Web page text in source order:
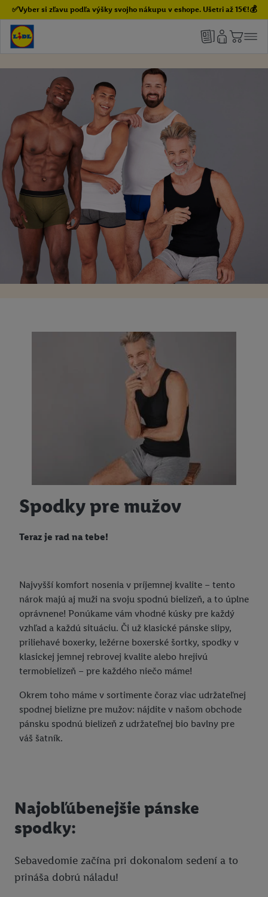
✅Vyber si zľavu podľa výšky svojho nákupu v eshope. Ušetri až 15€!💰
Spodky pre mužov
Teraz je rad na tebe!
Najvyšší komfort nosenia v príjemnej kvalite – tento
nárok majú aj muži na svoju spodnú bielizeň, a to úplne
oprávnene! Ponúkame vám vhodné kúsky pre každý
vzhľad a každú situáciu. Či už klasické pánske slipy,
priliehavé boxerky, ležérne boxerské šortky, spodky v
klasickej jemnej rebrovej kvalite alebo hrejivú
termobielizeň – pre každého niečo máme!
Okrem toho máme v sortimente čoraz viac udržateľnej
spodnej bielizne pre mužov: nájdite v našom obchode
pánsku spodnú bielizeň z udržateľnej bio bavlny pre
váš šatník.
Najobľúbenejšie pánske
spodky:
Sebavedomie začína pri dokonalom sedení a to
prináša dobrú náladu!